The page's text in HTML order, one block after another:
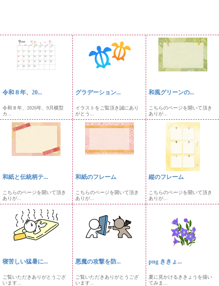
令和８年、20...
令和８年、2026年、9月横型
カ...
グラデーション...
イラストをご覧頂き誠にあり
がとう...
和風グリーンの...
こちらのページを開いて頂き
ありが...
和紙と伝統柄テ...
こちらのページを開いて頂き
ありが...
和紙のフレーム
こちらのページを開いて頂き
ありが...
縦のフレーム
こちらのページを開いて頂き
ありが...
寝苦しい猛暑に...
ご覧いただきありがとうござ
います...
悪魔の攻撃を防...
ご覧いただきありがとうござ
います...
png ききょ...
夏に見かけるききょうを描い
てみま...